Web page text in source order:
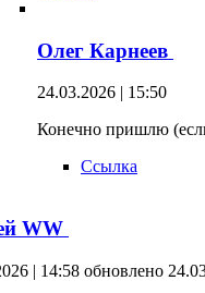
Олег Карнеев
24.03.2026 | 15:50
Конечно пришлю
Ссылка
WW
| 14:58 обновлено